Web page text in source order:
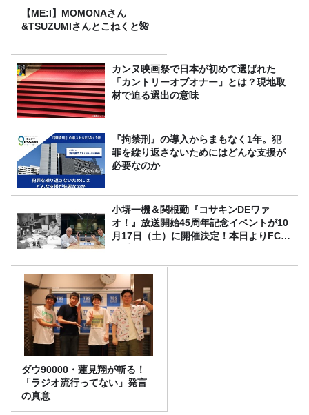
【ME:I】MOMONAさん
&TSUZUMIさんとこねくと🌺
カンヌ映画祭で日本が初めて選ばれた
「カントリーオブオナー」とは？現地取
材で迫る選出の意味
『拘禁刑』の導入からまもなく1年。犯
罪を繰り返さないためにはどんな支援が
必要なのか
小堺一機＆関根勤『コサキンDEワァ
オ！』放送開始45周年記念イベントが10
月17日（土）に開催決定！本日よりFC先
ダウ90000・蓮見翔が斬る！
「ラジオ流行ってない」発言
の真意